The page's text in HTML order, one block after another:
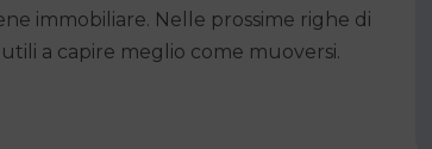
immobiliare. Nelle prossime righe di
a capire meglio come muoversi.